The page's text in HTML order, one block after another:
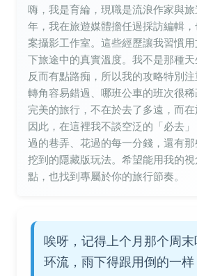
嗨，我是育綸，現職是流浪作家與
年，我在旅遊媒體擔任過採訪編輯
案攝影工作室。這些經歷讓我習慣
下旅途中的真實溫度。我不是那種天
反而有點路痴，所以我的攻略特別
轉角容易錯過、哪班公車的班次很
完美的旅行，不在於去了多遠，而在
因此，在這裡我不談空泛的「必去
過的巷弄、花過的每一分錢，還有
挖到的隱藏版玩法。希望能用我的
點，也找到專屬於你的旅行節奏。
唉呀，记得上个月那个周末
环流，雨下得跟用倒的一